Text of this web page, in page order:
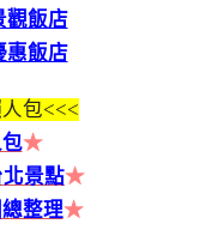
觀飯店
惠飯店
包<<<
★
景點★
整理★